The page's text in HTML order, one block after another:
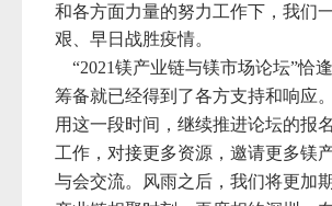
和各方面力量的努力工作下，我们
艰、早日战胜疫情。
“2021镁产业链与镁市场论坛”恰
筹备就已经得到了各方支持和响应
用这一段时间，继续推进论坛的报
工作，对接更多资源，邀请更多镁
与会交流。风雨之后，我们将更加